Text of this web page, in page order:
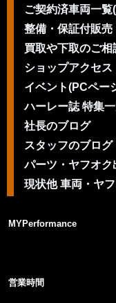
ご契約済車両一
整備・保証付販売
買取や下取のご相
ショップアクセス
イベント(PCペー
ハーレー誌 特集
社長のブログ
スタッフのブログ
パーツ・ヤフオク
現状他 車両・ヤ
MYPerformance
営業時間